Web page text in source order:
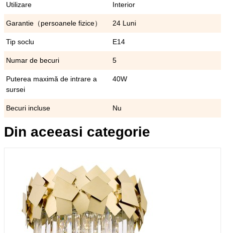
Utilizare Interior
Garantie（persoanele fizice） 24 Luni
Tip soclu E14
Numar de becuri 5
Puterea maximă de intrare a
sursei
40W
Becuri incluse Nu
Din aceeasi categorie